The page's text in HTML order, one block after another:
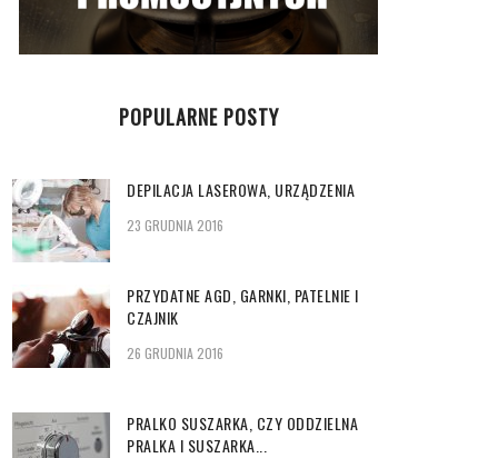
POPULARNE POSTY
DEPILACJA LASEROWA, URZĄDZENIA
23 GRUDNIA 2016
PRZYDATNE AGD, GARNKI, PATELNIE I
CZAJNIK
26 GRUDNIA 2016
PRALKO SUSZARKA, CZY ODDZIELNA
PRALKA I SUSZARKA...